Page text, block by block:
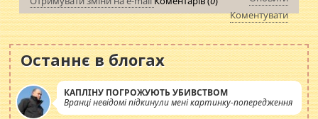
Коментувати
Останнє в блогах
КАПЛІНУ ПОГРОЖУЮТЬ УБИВСТВОМ
Вранці невідомі підкинули мені картинку-попередження